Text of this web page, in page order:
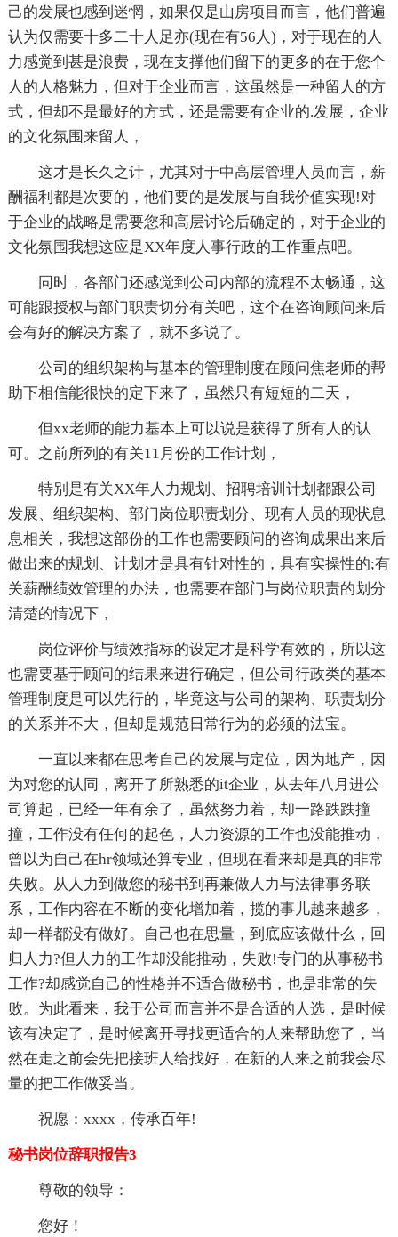
己的发展也感到迷惘，如果仅是山房项目而言，他们普遍
认为仅需要十多二十人足亦(现在有56人)，对于现在的人
力感觉到甚是浪费，现在支撑他们留下的更多的在于您个
人的人格魅力，但对于企业而言，这虽然是一种留人的方
式，但却不是最好的方式，还是需要有企业的.发展，企业
的文化氛围来留人，
这才是长久之计，尤其对于中高层管理人员而言，薪
酬福利都是次要的，他们要的是发展与自我价值实现!对
于企业的战略是需要您和高层讨论后确定的，对于企业的
文化氛围我想这应是XX年度人事行政的工作重点吧。
同时，各部门还感觉到公司内部的流程不太畅通，这
可能跟授权与部门职责切分有关吧，这个在咨询顾问来后
会有好的解决方案了，就不多说了。
公司的组织架构与基本的管理制度在顾问焦老师的帮
助下相信能很快的定下来了，虽然只有短短的二天，
但xx老师的能力基本上可以说是获得了所有人的认
可。之前所列的有关11月份的工作计划，
特别是有关XX年人力规划、招聘培训计划都跟公司
发展、组织架构、部门岗位职责划分、现有人员的现状息
息相关，我想这部份的工作也需要顾问的咨询成果出来后
做出来的规划、计划才是具有针对性的，具有实操性的;有
关薪酬绩效管理的办法，也需要在部门与岗位职责的划分
清楚的情况下，
岗位评价与绩效指标的设定才是科学有效的，所以这
也需要基于顾问的结果来进行确定，但公司行政类的基本
管理制度是可以先行的，毕竟这与公司的架构、职责划分
的关系并不大，但却是规范日常行为的必须的法宝。
一直以来都在思考自己的发展与定位，因为地产，因
为对您的认同，离开了所熟悉的it企业，从去年八月进公
司算起，已经一年有余了，虽然努力着，却一路跌跌撞
撞，工作没有任何的起色，人力资源的工作也没能推动，
曾以为自己在hr领域还算专业，但现在看来却是真的非常
失败。从人力到做您的秘书到再兼做人力与法律事务联
系，工作内容在不断的变化增加着，揽的事儿越来越多，
却一样都没有做好。自己也在思量，到底应该做什么，回
归人力?但人力的工作却没能推动，失败!专门的从事秘书
工作?却感觉自己的性格并不适合做秘书，也是非常的失
败。为此看来，我于公司而言并不是合适的人选，是时候
该有决定了，是时候离开寻找更适合的人来帮助您了，当
然在走之前会先把接班人给找好，在新的人来之前我会尽
量的把工作做妥当。
祝愿：xxxx，传承百年!
秘书岗位辞职报告3
尊敬的领导：
您好！